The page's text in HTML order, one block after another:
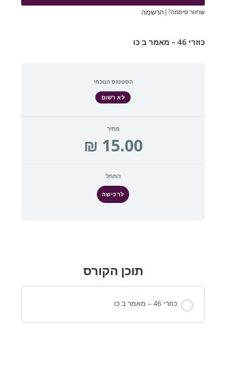
שחזור סיסמה?| הרשמה
כוזרי 46 – מאמר ב כו
הסטטוס הנוכחי
לא רשום
מחיר
התחל
לרכישה
תוכן הקורס
כוזרי 46 – מאמר ב כו